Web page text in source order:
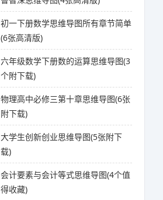
初一下册数学思维导图所有章节简单
(6张高清版)
六年级数学下册数的运算思维导图(3
个附下载)
物理高中必修三第十章思维导图(6张
附下载)
大学生创新创业思维导图(5张附下
载)
会计要素与会计等式思维导图(4个值
得收藏)